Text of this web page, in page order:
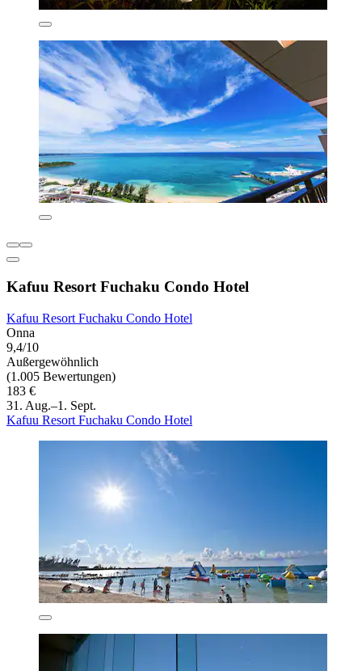
Kafuu Resort Fuchaku Condo Hotel
Kafuu Resort Fuchaku Condo Hotel
Onna
9,4/10
Außergewöhnlich
(1.005 Bewertungen)
183 €
31. Aug.–1. Sept.
Kafuu Resort Fuchaku Condo Hotel